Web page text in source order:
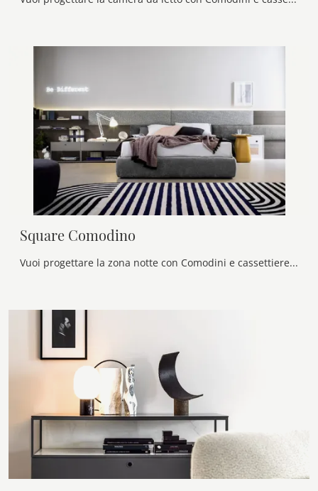
Square Comodino
Vuoi progettare la zona notte con Comodini e cassettiere di Novamobili? Eccoti il modello Square Comodino in laccato opaco per spazi design.